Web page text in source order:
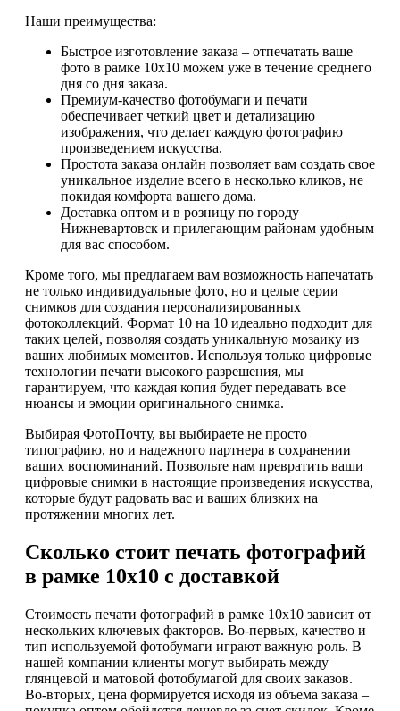
Наши преимущества:
Быстрое изготовление заказа – отпечатать ваше
фото в рамке 10х10 можем уже в течение среднего
дня со дня заказа.
Премиум-качество фотобумаги и печати
обеспечивает четкий цвет и детализацию
изображения, что делает каждую фотографию
произведением искусства.
Простота заказа онлайн позволяет вам создать свое
уникальное изделие всего в несколько кликов, не
покидая комфорта вашего дома.
Доставка оптом и в розницу по городу
Нижневартовск и прилегающим районам удобным
для вас способом.
Кроме того, мы предлагаем вам возможность напечатать
не только индивидуальные фото, но и целые серии
снимков для создания персонализированных
фотоколлекций. Формат 10 на 10 идеально подходит для
таких целей, позволяя создать уникальную мозаику из
ваших любимых моментов. Используя только цифровые
технологии печати высокого разрешения, мы
гарантируем, что каждая копия будет передавать все
нюансы и эмоции оригинального снимка.
Выбирая ФотоПочту, вы выбираете не просто
типографию, но и надежного партнера в сохранении
ваших воспоминаний. Позвольте нам превратить ваши
цифровые снимки в настоящие произведения искусства,
которые будут радовать вас и ваших близких на
протяжении многих лет.
Сколько стоит печать фотографий
в рамке 10х10 с доставкой
Стоимость печати фотографий в рамке 10х10 зависит от
нескольких ключевых факторов. Во-первых, качество и
тип используемой фотобумаги играют важную роль. В
нашей компании клиенты могут выбирать между
глянцевой и матовой фотобумагой для своих заказов.
Во-вторых, цена формируется исходя из объема заказа –